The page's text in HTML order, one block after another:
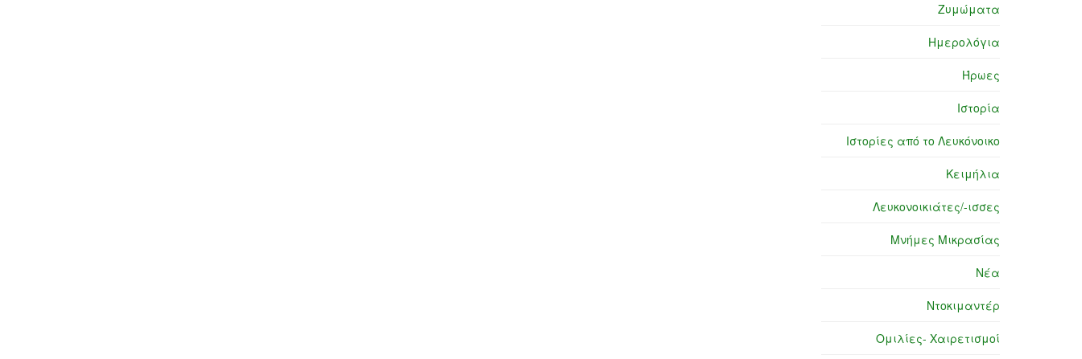
Ζυμώματα
Ημερολόγια
Ήρωες
Ιστορία
Ιστορίες από το Λευκόνοικο
Κειμήλια
Λευκονοικιάτες/-ισσες
Μνήμες Μικρασίας
Νέα
Ντοκιμαντέρ
Ομιλίες- Χαιρετισμοί